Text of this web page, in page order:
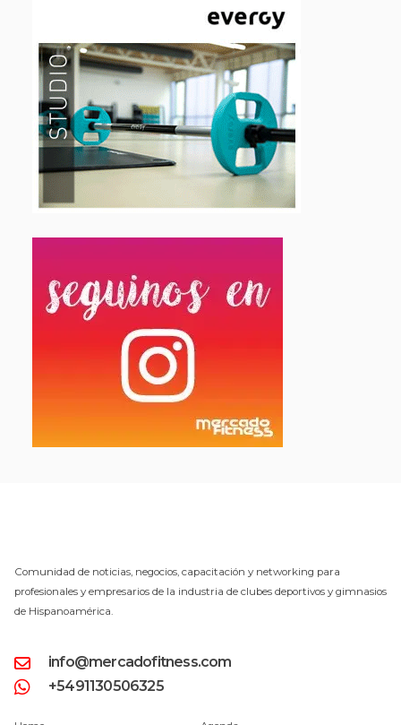
Comunidad de noticias, negocios, capacitación y networking para
profesionales y empresarios de la industria de clubes deportivos y gimnasios
de Hispanoamérica.
info@mercadofitness.com
+5491130506325